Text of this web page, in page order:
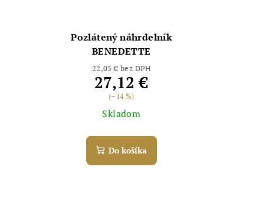
Pozlátený náhrdelník
BENEDETTE
22,05 € bez DPH
27,12 €
(–14 %)
Skladom
Do košíka